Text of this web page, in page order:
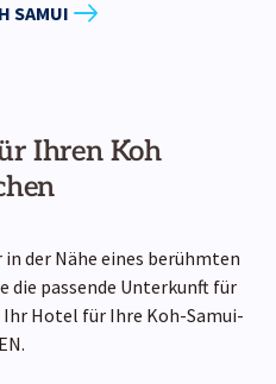
SAMUI
Ihren Koh
der Nähe eines berühmten
die passende Unterkunft für
Ihr Hotel für Ihre Koh-Samui-